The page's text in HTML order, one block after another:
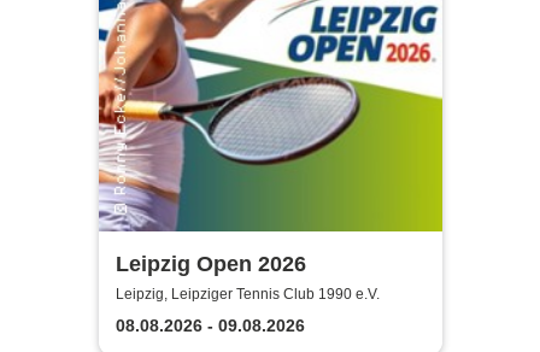
Leipzig Open 2026
Leipzig, Leipziger Tennis Club 1990 e.V.
08.08.2026 - 09.08.2026